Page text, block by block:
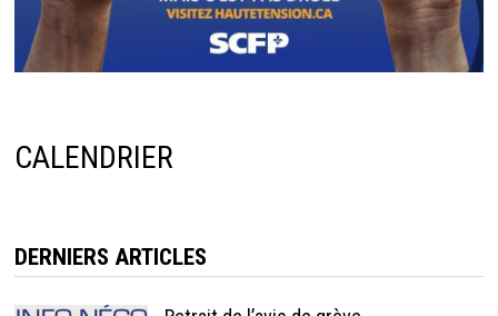
CALENDRIER
DERNIERS ARTICLES